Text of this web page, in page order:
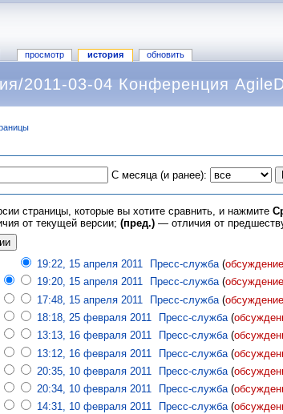
просмотр история обновить
2011-03-04 Конференция
С месяца (и ранее):
страницы, которые вы хотите сравнить, и нажмите
от текущей версии; (пред.) — отличия от
19:22, 15 апреля 2011‎ Пресс-служба (обсуждение
19:20, 15 апреля 2011‎ Пресс-служба (обсуждение
17:48, 15 апреля 2011 Пресс-служба (обсуждение
18:18, 25 февраля 2011 Пресс-служба (
13:13, 16 февраля 2011‎ Пресс-служба (
13:12, 16 февраля 2011 Пресс-служба (
20:35, 10 февраля 2011 Пресс-служба (
20:34, 10 февраля 2011‎ Пресс-служба (
14:31, 10 февраля 2011‎ Пресс-служба (